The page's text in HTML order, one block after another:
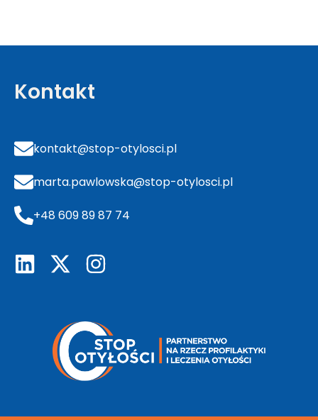
Kontakt
kontakt@stop-otylosci.pl
marta.pawlowska@stop-otylosci.pl
+48 609 89 87 74